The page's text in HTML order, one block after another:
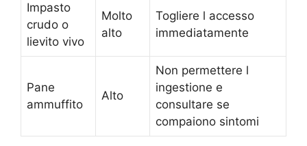
Impasto
crudo o
lievito vivo
Molto
alto
Togliere l accesso
immediatamente
Pane
ammuffito
Alto
Non permettere l
ingestione e
consultare se
compaiono sintomi